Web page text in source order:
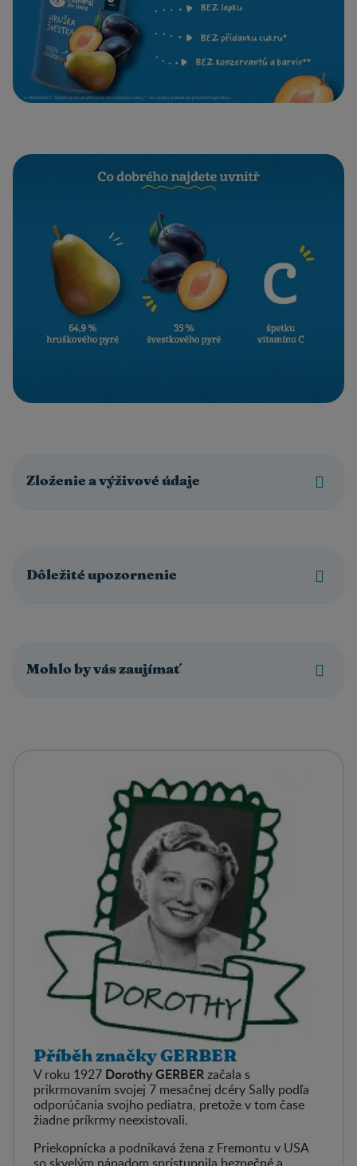
Zloženie a výživové údaje
Dôležité upozornenie
Mohlo by vás zaujímať
Příběh značky GERBER
V roku 1927 Dorothy GERBERzačala s
prikrmovaním svojej 7 mesačnej dcéry Sally podľa
odporúčania svojho pediatra, pretože v tom čase
žiadne príkrmy neexistovali.
Priekopnícka a podnikavá žena z Fremontu v USA